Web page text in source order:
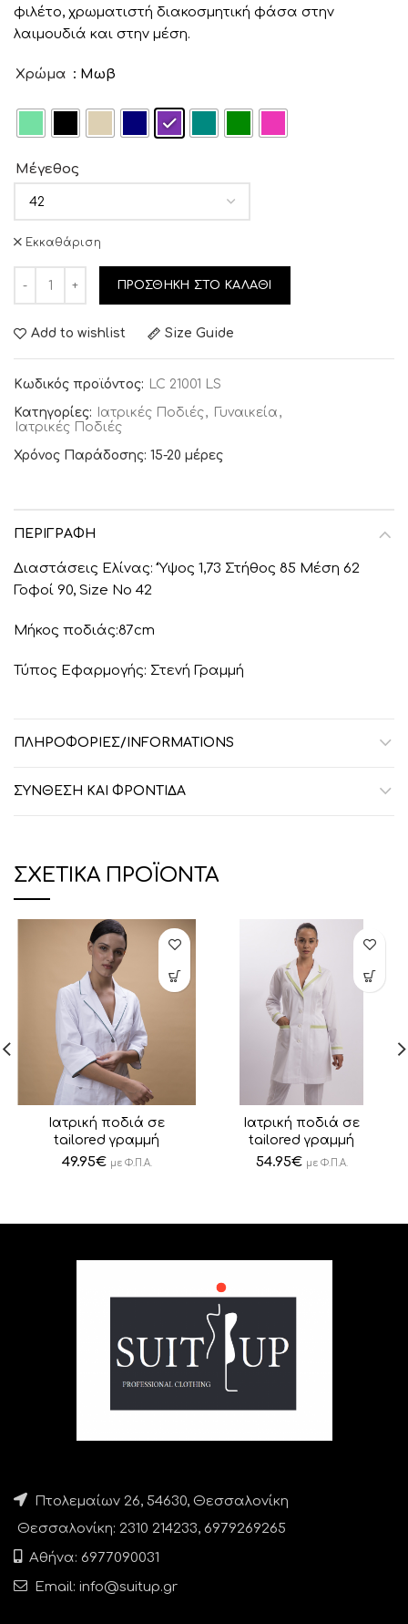
φιλέτο, χρωματιστή διακοσμητική φάσα στην
λαιμουδιά και στην μέση.
Χρώμα : Μωβ
Μέγεθος
Εκκαθάριση
ΠΡΟΣΘΉΚΗ ΣΤΟ ΚΑΛΆΘΙ
Add to wishlist Size Guide
Κωδικός προϊόντος: LC 21001 LS
Κατηγορίες: Ιατρικές Ποδιές, Γυναικεία ,
Ιατρικές Ποδιές
Χρόνος Παράδοσης: 15-20 μέρες
ΠΕΡΙΓΡΑΦΉ
Διαστάσεις Ελίνας: ‘Ύψος 1,73 Στήθος 85 Μέση 62
Γοφοί 90, Size No 42
Μήκος ποδιάς:87cm
Τύπος Εφαρμογής: Στενή Γραμμή
ΠΛΗΡΟΦΟΡΙΕΣ/INFORMATIONS
ΣΎΝΘΕΣΗ ΚΑΙ ΦΡΟΝΤΊΔΑ
ΣΧΕΤΙΚΆ ΠΡΟΪΌΝΤΑ
Ιατρική ποδιά σε
tailored γραμμή
49.95€ με Φ.Π.Α.
Ιατρική ποδιά σε
tailored γραμμή
54.95€ με Φ.Π.Α.
Πτολεμαίων 26, 54630, Θεσσαλονίκη
Θεσσαλονίκη: 2310 214233, 6979269265
Αθήνα: 6977090031
Email: info@suitup.gr